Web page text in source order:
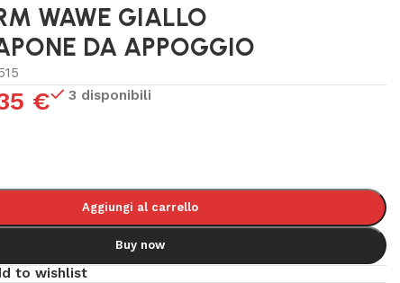
WAWE GIALLO
DA APPOGGIO
€
3 disponibili
Aggiungi al carrello
Buy now
to wishlist